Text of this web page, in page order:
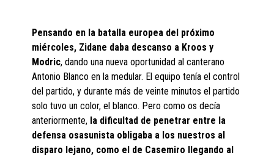
Pensando en la batalla europea del próximo
miércoles, Zidane daba descanso a Kroos y
Modric, dando una nueva oportunidad al canterano
Antonio Blanco en la medular. El equipo tenía el control
del partido, y durante más de veinte minutos el partido
solo tuvo un color, el blanco. Pero como os decía
anteriormente, la dificultad de penetrar entre la
defensa osasunista obligaba a los nuestros al
disparo lejano, como el de Casemiro llegando al